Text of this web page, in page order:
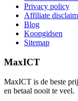
Privacy policy
Affiliate
Blog
Koopgidsen
Sitemap
MaxICT
MaxICT is de beste
en betaal nooit te veel.